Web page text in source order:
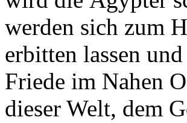
werden sich zum
erbitten lassen
Friede im Nahen
dieser Welt, dem